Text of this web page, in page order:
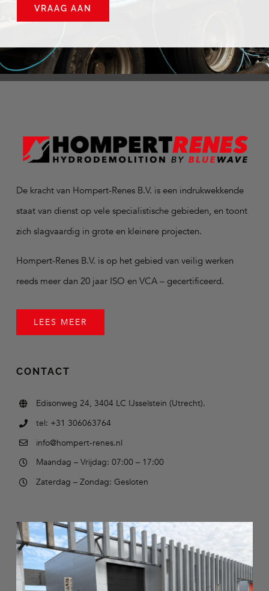
VRAAG AAN
De kracht van Hompert-Renes B.V. is een indrukwekkende
staat van dienst op vele specialistische gebieden, en toont
zich slagvaardig in grote en kleinere projecten.
Hompert-Renes B.V. is op het gebied van veilig werken
reeds meer dan 20 jaar ISO en VCA – gecertificeerd.
LEES MEER
CONTACT
Edisonweg 24, 3404 LC IJsselstein (Utrecht).
tel: +31 306063764
info@hompert-renes.nl
Maandag – Vrijdag: 07:00 – 17:00
Zaterdag – Zondag: Gesloten